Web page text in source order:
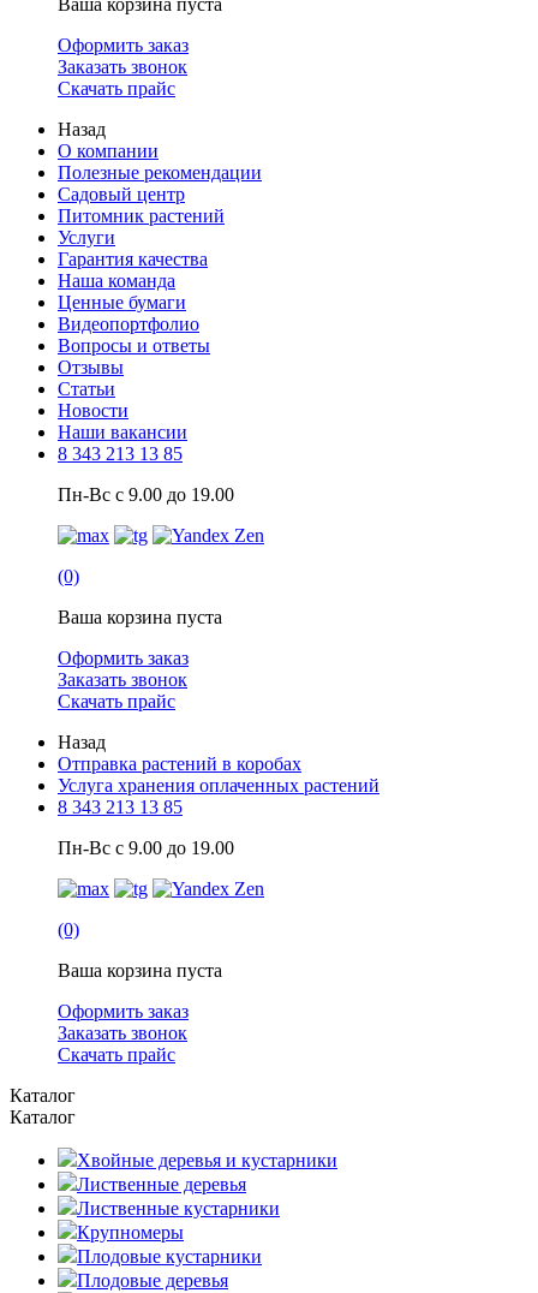
Ваша корзина пуста
Оформить заказ
Заказать звонок
Скачать прайс
Назад
О компании
Полезные рекомендации
Садовый центр
Питомник растений
Услуги
Гарантия качества
Наша команда
Ценные бумаги
Видеопортфолио
Вопросы и ответы
Отзывы
Статьи
Новости
Наши вакансии
8 343 213 13 85
Пн-Вс с 9.00 до 19.00
(0)
Ваша корзина пуста
Оформить заказ
Заказать звонок
Скачать прайс
Назад
Отправка растений в коробах
Услуга хранения оплаченных растений
8 343 213 13 85
Пн-Вс с 9.00 до 19.00
(0)
Ваша корзина пуста
Оформить заказ
Заказать звонок
Скачать прайс
Каталог
Каталог
Хвойные деревья и кустарники
Лиственные деревья
Лиственные кустарники
Крупномеры
Плодовые кустарники
Плодовые деревья